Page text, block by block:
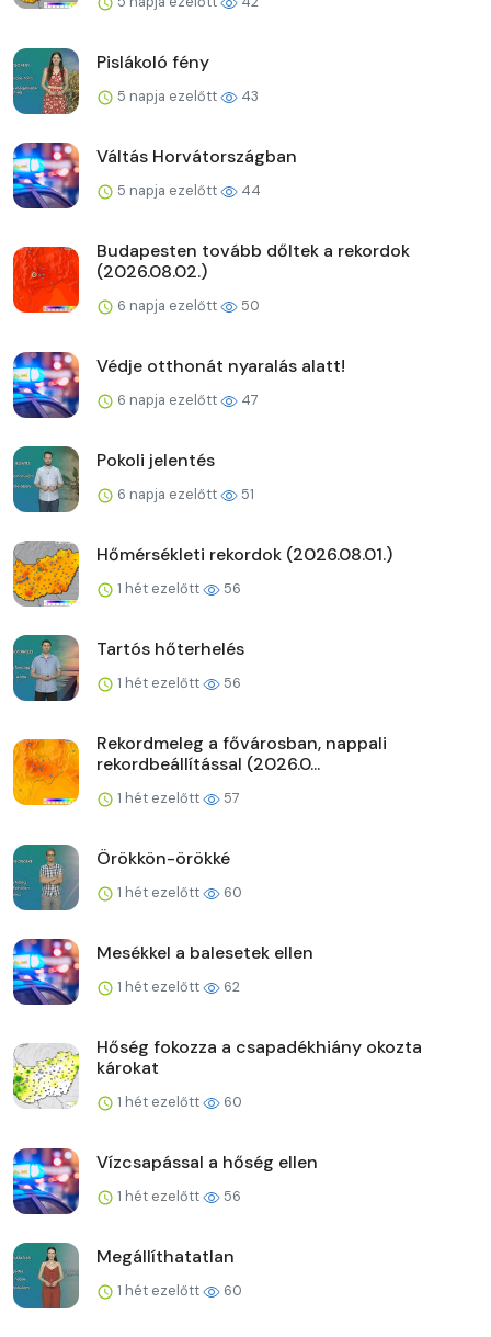
Pislákoló fény
5 napja ezelőtt 43
Váltás Horvátországban
5 napja ezelőtt 44
Budapesten tovább dőltek a rekordok
(2026.08.02.)
6 napja ezelőtt 50
Védje otthonát nyaralás alatt!
6 napja ezelőtt 47
Pokoli jelentés
6 napja ezelőtt 51
Hőmérsékleti rekordok (2026.08.01.)
1 hét ezelőtt 56
Tartós hőterhelés
1 hét ezelőtt 56
Rekordmeleg a fővárosban, nappali
rekordbeállítással (2026.0...
1 hét ezelőtt 57
Örökkön-örökké
1 hét ezelőtt 60
Mesékkel a balesetek ellen
1 hét ezelőtt 62
Hőség fokozza a csapadékhiány okozta
károkat
1 hét ezelőtt 60
Vízcsapással a hőség ellen
1 hét ezelőtt 56
Megállíthatatlan
1 hét ezelőtt 60